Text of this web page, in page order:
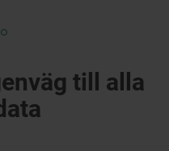
till alla